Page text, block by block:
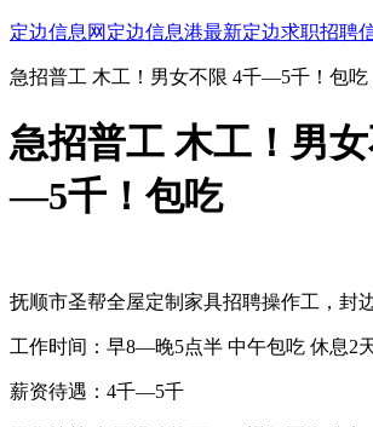
定边信息网 定边信息港最新定边求职招聘
急招普工 木工！男女不限 4千—5千！包吃
急招普工 木工！男
—5千！包吃
抚顺市圣帮全屋定制家具招聘操作工，封
工作时间：早8—晚5点半 中午包吃 休息2
薪资待遇：4千—5千